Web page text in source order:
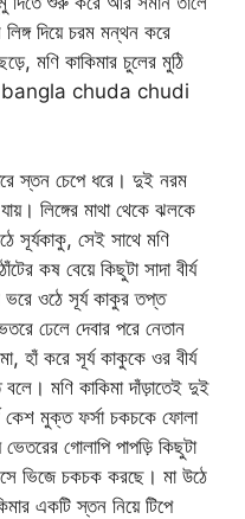
দিয়ে চরম মন্থন করে
মণি কাকিমার চুলের মুঠি
bangla chuda chudi
স্তন চেপে ধরে। দুই নরম
লিঙ্গের মাথা থেকে ঝলকে
সূর্যকাকু, সেই সাথে মণি
কষ বেয়ে কিছুটা সাদা বীর্য
ভরে ওঠে সূর্য কাকুর তপ্ত
ঢেলে দেবার পরে নেতান
হাঁ করে সূর্য কাকুকে ওর বীর্য
বলে। মণি কাকিমা দাঁড়াতেই দুই
কেশ মুক্ত ফর্সা চকচকে ফোলা
গোলাপি পাপড়ি কিছুটা
ভিজে চকচক করছে। মা উঠে
একটি স্তন নিয়ে টিপে